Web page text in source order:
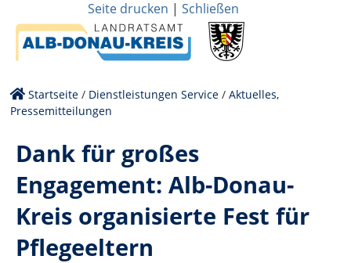
Seite drucken | Schließen
Startseite / Dienstleistungen Service /Aktuelles,
Pressemitteilungen
Dank für großes
Engagement: Alb-Donau-
Kreis organisierte Fest für
Pflegeeltern